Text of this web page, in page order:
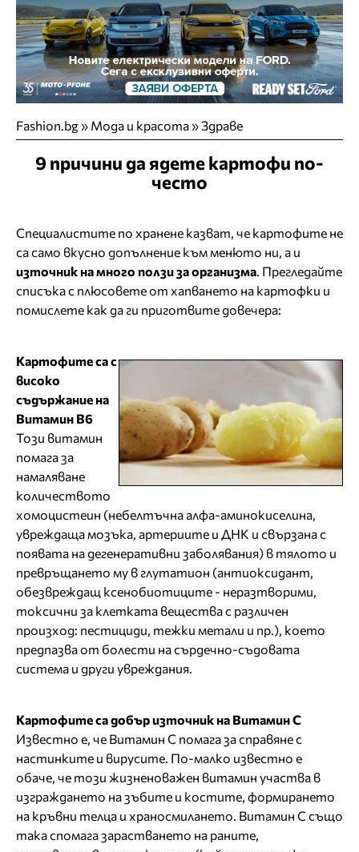
Fashion.bg» Мода и красота»Здраве
9 причини да ядете картофи по-
често
Специалистите по хранене казват, че картофите не
са само вкусно допълнение към менюто ни, а и
източник на много ползи за организма. Прегледайте
списъка с плюсовете от хапването на картофки и
помислете как да ги приготвите довечера:
Картофите са с
високо
съдържание на
Витамин В6
Този витамин
помага за
намаляване
количеството
хомоцистеин (небелтъчна алфа-аминокиселина,
увреждаща мозъка, артериите и ДНК и свързана с
появата на дегенеративни заболявания) в тялото и
превръщането му в глутатион (антиоксидант,
обезвреждащ ксенобиотиците - неразтворими,
токсични за клетката вещества с различен
произход: пестициди, тежки метали и пр.), което
предпазва от болести на сърдечно-съдовата
система и други увреждания.
Картофите са добър източник на Витамин С
Известно е, че Витамин С помага за справяне с
настинките и вирусите. По-малко известно е
обаче, че този жизненоважен витамин участва в
изграждането на зъбите и костите, формирането
на кръвни телца и храносмилането. Витамин С също
така спомага зарастването на раните,